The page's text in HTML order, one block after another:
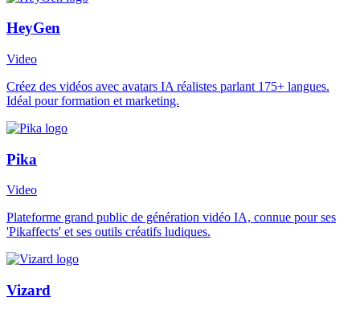
HeyGen
Video
Créez des vidéos avec avatars IA réalistes parlant 175+ langues.
Idéal pour formation et marketing.
Pika
Video
Plateforme grand public de génération vidéo IA, connue pour ses
'Pikaffects' et ses outils créatifs ludiques.
Vizard